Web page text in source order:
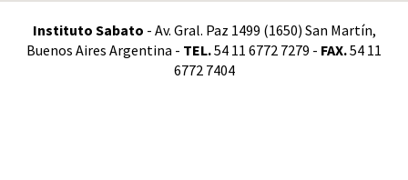
Instituto Sabato - Av. Gral. Paz 1499 (1650) San Martín,
Buenos Aires Argentina - TEL.54 11 6772 7279 - FAX.54 11
6772 7404